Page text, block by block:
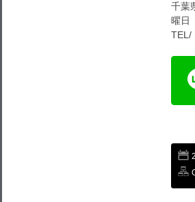
千葉
曜日
TEL/